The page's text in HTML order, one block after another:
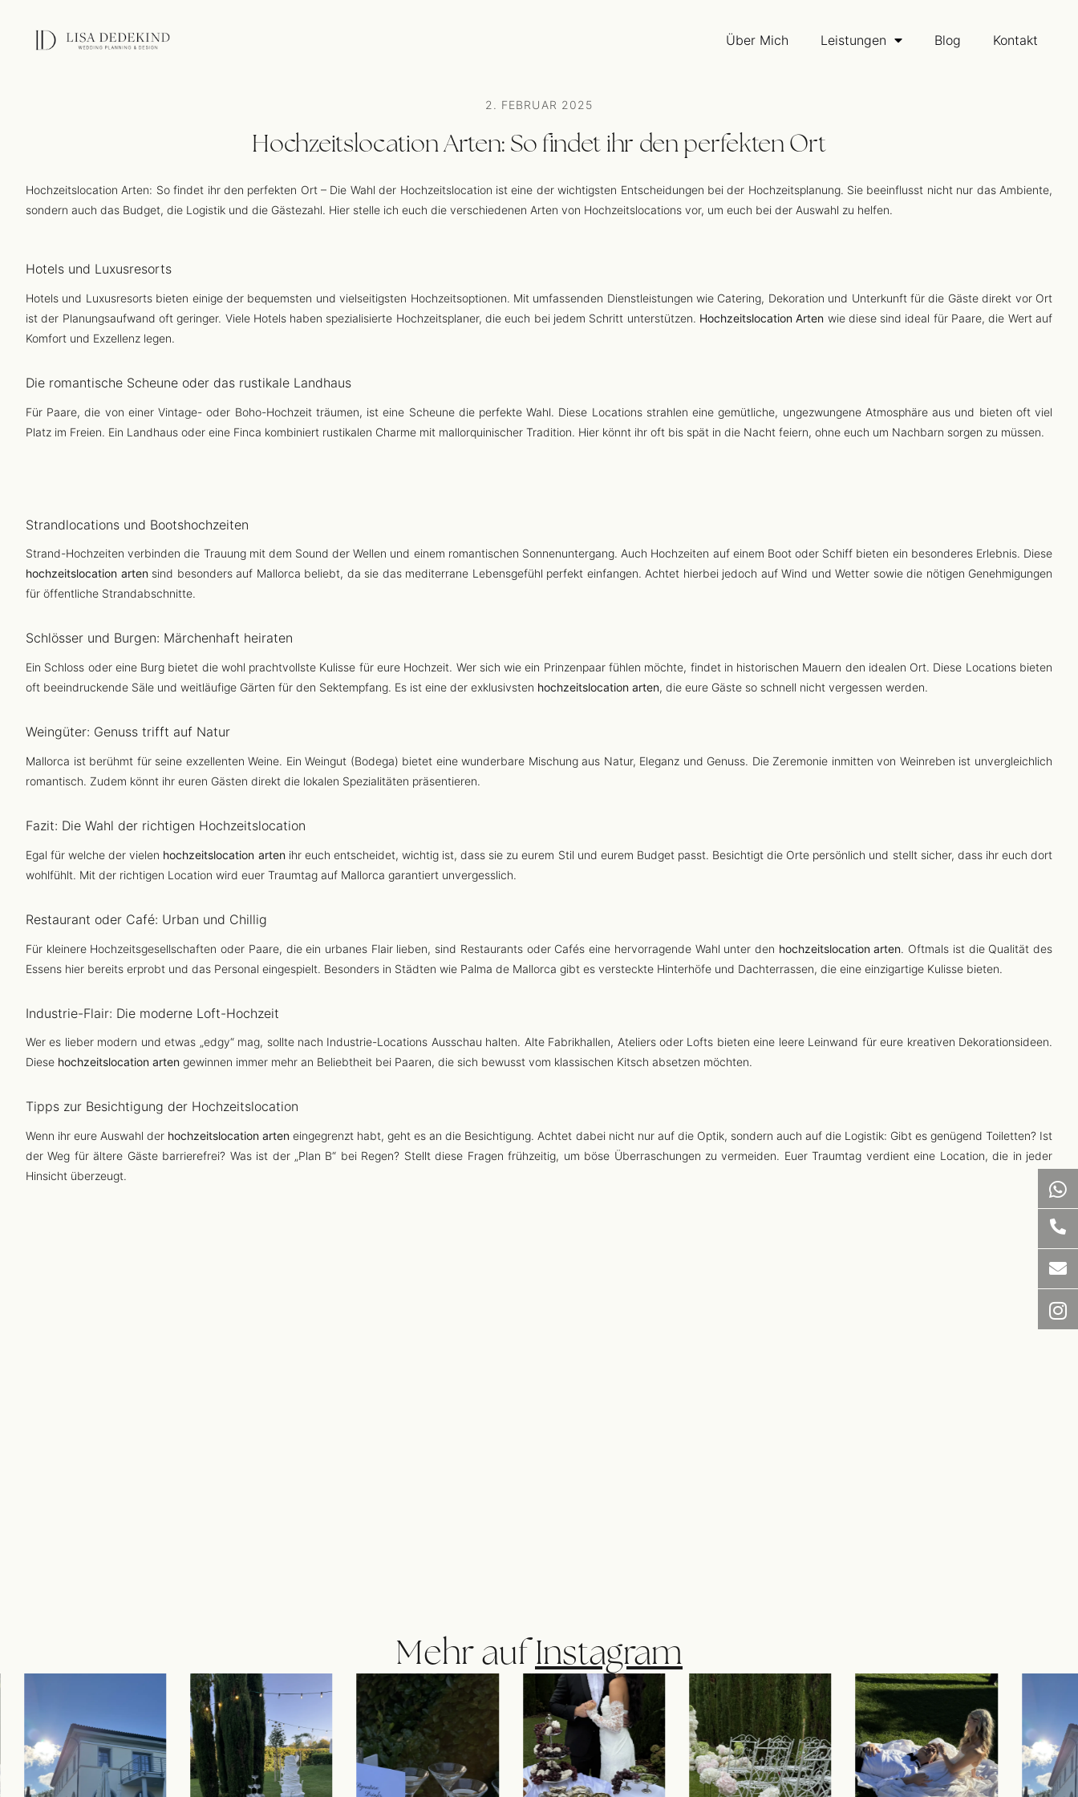
Über Mich Leistungen Blog Kontakt
2. FEBRUAR 2025
Hochzeitslocation Arten: So findet ihr den perfekten Ort
Hochzeitslocation Arten: So findet ihr den perfekten Ort – Die Wahl der Hochzeitslocation ist eine der wichtigsten Entscheidungen bei der Hochzeitsplanung. Sie beeinflusst nicht nur das Ambiente,
sondern auch das Budget, die Logistik und die Gästezahl. Hier stelle ich euch die verschiedenen Arten von Hochzeitslocations vor, um euch bei der Auswahl zu helfen.
Hotels und Luxusresorts
Hotels und Luxusresorts bieten einige der bequemsten und vielseitigsten Hochzeitsoptionen. Mit umfassenden Dienstleistungen wie Catering, Dekoration und Unterkunft für die Gäste direkt vor Ort
ist der Planungsaufwand oft geringer. Viele Hotels haben spezialisierte Hochzeitsplaner, die euch bei jedem Schritt unterstützen. Hochzeitslocation Arten wie diese sind ideal für Paare, die Wert auf
Komfort und Exzellenz legen.
Die romantische Scheune oder das rustikale Landhaus
Für Paare, die von einer Vintage- oder Boho-Hochzeit träumen, ist eine Scheune die perfekte Wahl. Diese Locations strahlen eine gemütliche, ungezwungene Atmosphäre aus und bieten oft viel
Platz im Freien. Ein Landhaus oder eine Finca kombiniert rustikalen Charme mit mallorquinischer Tradition. Hier könnt ihr oft bis spät in die Nacht feiern, ohne euch um Nachbarn sorgen zu müssen.
Strandlocations und Bootshochzeiten
Strand-Hochzeiten verbinden die Trauung mit dem Sound der Wellen und einem romantischen Sonnenuntergang. Auch Hochzeiten auf einem Boot oder Schiff bieten ein besonderes Erlebnis. Diese
hochzeitslocation artensind besonders auf Mallorca beliebt, da sie das mediterrane Lebensgefühl perfekt einfangen. Achtet hierbei jedoch auf Wind und Wetter sowie die nötigen Genehmigungen
für öffentliche Strandabschnitte.
Schlösser und Burgen: Märchenhaft heiraten
Ein Schloss oder eine Burg bietet die wohl prachtvollste Kulisse für eure Hochzeit. Wer sich wie ein Prinzenpaar fühlen möchte, findet in historischen Mauern den idealen Ort. Diese Locations bieten
oft beeindruckende Säle und weitläufige Gärten für den Sektempfang. Es ist eine der exklusivsten hochzeitslocation arten, die eure Gäste so schnell nicht vergessen werden.
Weingüter: Genuss trifft auf Natur
Mallorca ist berühmt für seine exzellenten Weine. Ein Weingut (Bodega) bietet eine wunderbare Mischung aus Natur, Eleganz und Genuss. Die Zeremonie inmitten von Weinreben ist unvergleichlich
romantisch. Zudem könnt ihr euren Gästen direkt die lokalen Spezialitäten präsentieren.
Fazit: Die Wahl der richtigen Hochzeitslocation
Egal für welche der vielen hochzeitslocation artenihr euch entscheidet, wichtig ist, dass sie zu eurem Stil und eurem Budget passt. Besichtigt die Orte persönlich und stellt sicher, dass ihr euch dort
wohlfühlt. Mit der richtigen Location wird euer Traumtag auf Mallorca garantiert unvergesslich.
Restaurant oder Café: Urban und Chillig
Für kleinere Hochzeitsgesellschaften oder Paare, die ein urbanes Flair lieben, sind Restaurants oder Cafés eine hervorragende Wahl unter den hochzeitslocation arten. Oftmals ist die Qualität des
Essens hier bereits erprobt und das Personal eingespielt. Besonders in Städten wie Palma de Mallorca gibt es versteckte Hinterhöfe und Dachterrassen, die eine einzigartige Kulisse bieten.
Industrie-Flair: Die moderne Loft-Hochzeit
Wer es lieber modern und etwas „edgy“ mag, sollte nach Industrie-Locations Ausschau halten. Alte Fabrikhallen, Ateliers oder Lofts bieten eine leere Leinwand für eure kreativen Dekorationsideen.
Diese hochzeitslocation arten gewinnen immer mehr an Beliebtheit bei Paaren, die sich bewusst vom klassischen Kitsch absetzen möchten.
Tipps zur Besichtigung der Hochzeitslocation
Wenn ihr eure Auswahl der hochzeitslocation arten eingegrenzt habt, geht es an die Besichtigung. Achtet dabei nicht nur auf die Optik, sondern auch auf die Logistik: Gibt es genügend Toiletten? Ist
der Weg für ältere Gäste barrierefrei? Was ist der „Plan B“ bei Regen? Stellt diese Fragen frühzeitig, um böse Überraschungen zu vermeiden. Euer Traumtag verdient eine Location, die in jeder
Hinsicht überzeugt.
Mehr aufInstagram